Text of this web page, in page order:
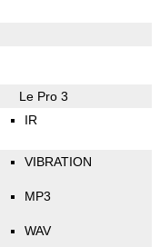
Le Pro 3
IR
VIBRATION
MP3
WAV